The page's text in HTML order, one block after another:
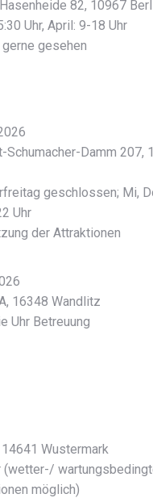
82, 10967
Uhr, April: 9-18 Uhr
gesehen
Damm 207,
geschlossen; Mi,
Uhr
der Attraktionen
16348 Wandlitz
Uhr Betreuung
Wustermark
(wetter-/
möglich)